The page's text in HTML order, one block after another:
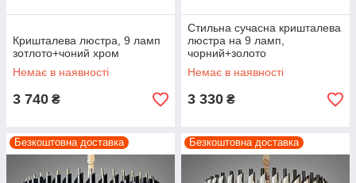
Кришталева люстра, 9 ламп
зотлото+чоний хром
Немає в наявності
3 740 ₴
Стильна сучасна кришталева
люстра на 9 ламп,
чорний+золото
Немає в наявності
3 330 ₴
Безкоштовна доставка Безкоштовна доставка